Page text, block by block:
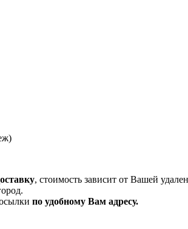
, стоимость зависит от Вашей
по удобному Вам адресу.